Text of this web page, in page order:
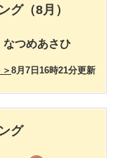
グ（8月）
なつめあさひ
8月7日16時21分更新
＞
グ